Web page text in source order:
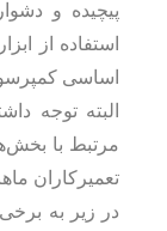
پیچیده و
استفاده از
اساسی
البته توجه
مرتبط با
تعمیرکاران
در زیر به